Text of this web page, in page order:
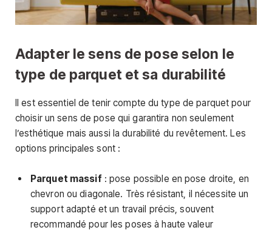
Adapter le sens de pose selon le
type de parquet et sa durabilité
Il est essentiel de tenir compte du type de parquet pour
choisir un sens de pose qui garantira non seulement
l’esthétique mais aussi la durabilité du revêtement. Les
options principales sont :
Parquet massif: pose possible en pose droite, en
chevron ou diagonale. Très résistant, il nécessite un
support adapté et un travail précis, souvent
recommandé pour les poses à haute valeur